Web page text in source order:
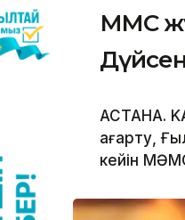
МӘМС
АСТАНА.
ағарту,
кейін